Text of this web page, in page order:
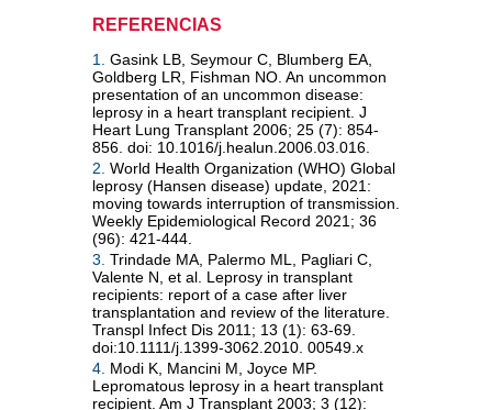
REFERENCIAS
1. Gasink LB, Seymour C, Blumberg EA,
Goldberg LR, Fishman NO. An uncommon
presentation of an uncommon disease:
leprosy in a heart transplant recipient. J
Heart Lung Transplant 2006; 25 (7): 854-
856. doi: 10.1016/j.healun.2006.03.016.
2. World Health Organization (WHO) Global
leprosy (Hansen disease) update, 2021:
moving towards interruption of transmission.
Weekly Epidemiological Record 2021; 36
(96): 421-444.
3. Trindade MA, Palermo ML, Pagliari C,
Valente N, et al. Leprosy in transplant
recipients: report of a case after liver
transplantation and review of the literature.
Transpl Infect Dis 2011; 13 (1): 63-69.
doi:10.1111/j.1399-3062.2010. 00549.x
4. Modi K, Mancini M, Joyce MP.
Lepromatous leprosy in a heart transplant
recipient. Am J Transplant 2003; 3 (12):